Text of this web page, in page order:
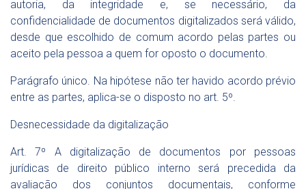
autoria, da integridade e, se necessário, da
confidencialidade de documentos digitalizados será válido,
desde que escolhido de comum acordo pelas partes ou
aceito pela pessoa a quem for oposto o documento.
Parágrafo único. Na hipótese não ter havido acordo prévio
entre as partes, aplica-se o disposto no art. 5º.
Desnecessidade da digitalização
Art. 7º A digitalização de documentos por pessoas
jurídicas de direito público interno será precedida da
avaliação dos conjuntos documentais, conforme